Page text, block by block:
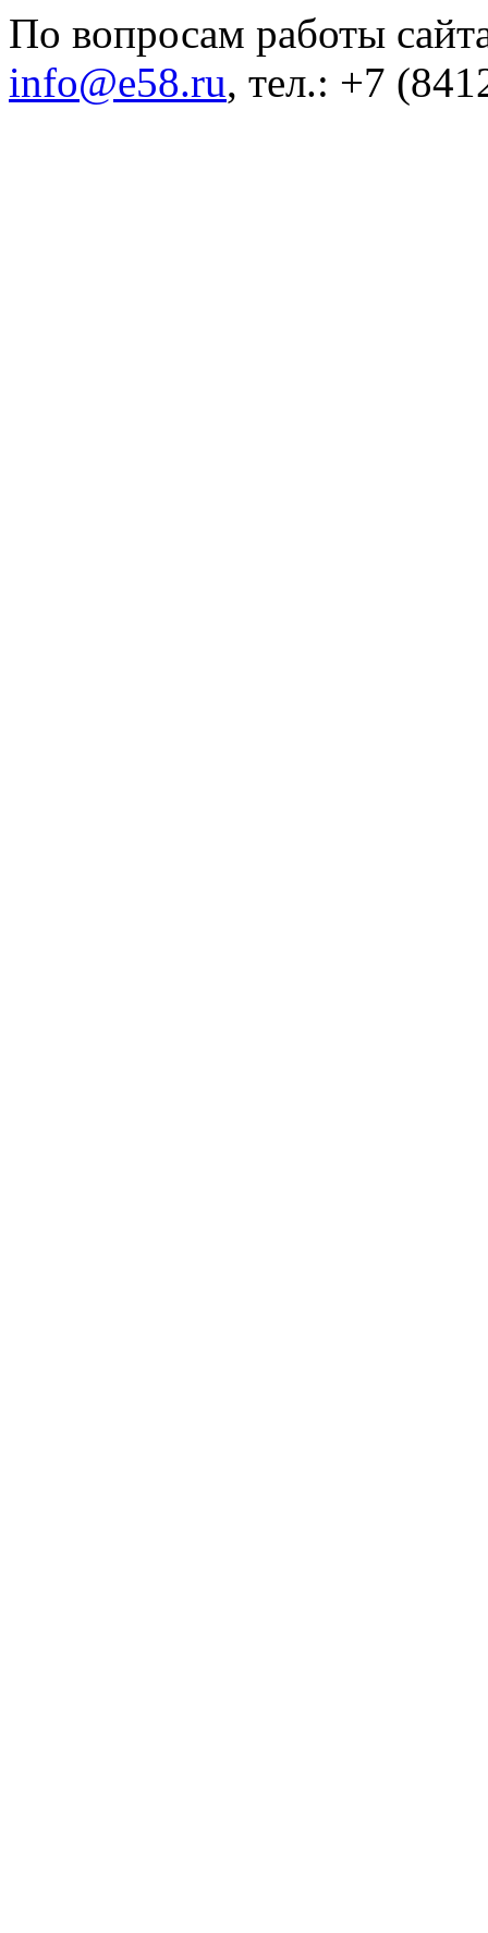
По вопросам работы
info@e58.ru, тел.: +7